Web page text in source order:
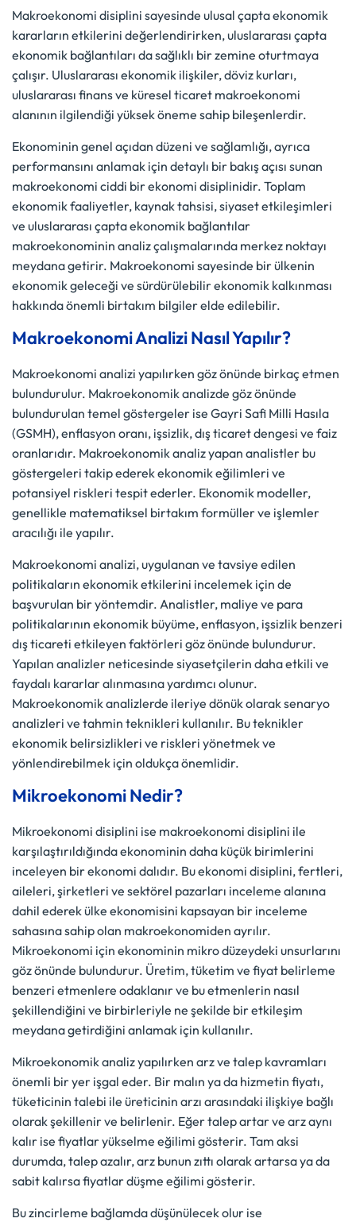
Makroekonomi disiplini sayesinde ulusal çapta ekonomik
kararların etkilerini değerlendirirken, uluslararası çapta
ekonomik bağlantıları da sağlıklı bir zemine oturtmaya
çalışır. Uluslararası ekonomik ilişkiler, döviz kurları,
uluslararası finans ve küresel ticaret makroekonomi
alanının ilgilendiği yüksek öneme sahip bileşenlerdir.
Ekonominin genel açıdan düzeni ve sağlamlığı, ayrıca
performansını anlamak için detaylı bir bakış açısı sunan
makroekonomi ciddi bir ekonomi disiplinidir. Toplam
ekonomik faaliyetler, kaynak tahsisi, siyaset etkileşimleri
ve uluslararası çapta ekonomik bağlantılar
makroekonominin analiz çalışmalarında merkez noktayı
meydana getirir. Makroekonomi sayesinde bir ülkenin
ekonomik geleceği ve sürdürülebilir ekonomik kalkınması
hakkında önemli birtakım bilgiler elde edilebilir.
Makroekonomi Analizi Nasıl Yapılır?
Makroekonomi analizi yapılırken göz önünde birkaç etmen
bulundurulur. Makroekonomik analizde göz önünde
bulundurulan temel göstergeler ise Gayri Safi Milli Hasıla
(GSMH), enflasyon oranı, işsizlik, dış ticaret dengesi ve faiz
oranlarıdır. Makroekonomik analiz yapan analistler bu
göstergeleri takip ederek ekonomik eğilimleri ve
potansiyel riskleri tespit ederler. Ekonomik modeller,
genellikle matematiksel birtakım formüller ve işlemler
aracılığı ile yapılır.
Makroekonomi analizi, uygulanan ve tavsiye edilen
politikaların ekonomik etkilerini incelemek için de
başvurulan bir yöntemdir. Analistler, maliye ve para
politikalarının ekonomik büyüme, enflasyon, işsizlik benzeri
dış ticareti etkileyen faktörleri göz önünde bulundurur.
Yapılan analizler neticesinde siyasetçilerin daha etkili ve
faydalı kararlar alınmasına yardımcı olunur.
Makroekonomik analizlerde ileriye dönük olarak senaryo
analizleri ve tahmin teknikleri kullanılır. Bu teknikler
ekonomik belirsizlikleri ve riskleri yönetmek ve
yönlendirebilmek için oldukça önemlidir.
Mikroekonomi Nedir?
Mikroekonomi disiplini ise makroekonomi disiplini ile
karşılaştırıldığında ekonominin daha küçük birimlerini
inceleyen bir ekonomi dalıdır. Bu ekonomi disiplini, fertleri,
aileleri, şirketleri ve sektörel pazarları inceleme alanına
dahil ederek ülke ekonomisini kapsayan bir inceleme
sahasına sahip olan makroekonomiden ayrılır.
Mikroekonomi için ekonominin mikro düzeydeki unsurlarını
göz önünde bulundurur. Üretim, tüketim ve fiyat belirleme
benzeri etmenlere odaklanır ve bu etmenlerin nasıl
şekillendiğini ve birbirleriyle ne şekilde bir etkileşim
meydana getirdiğini anlamak için kullanılır.
Mikroekonomik analiz yapılırken arz ve talep kavramları
önemli bir yer işgal eder. Bir malın ya da hizmetin fiyatı,
tüketicinin talebi ile üreticinin arzı arasındaki ilişkiye bağlı
olarak şekillenir ve belirlenir. Eğer talep artar ve arz aynı
kalır ise fiyatlar yükselme eğilimi gösterir. Tam aksi
durumda, talep azalır, arz bunun zıttı olarak artarsa ya da
sabit kalırsa fiyatlar düşme eğilimi gösterir.
Bu zincirleme bağlamda düşünülecek olur ise